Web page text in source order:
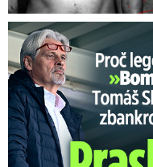
Proč Skuhravý